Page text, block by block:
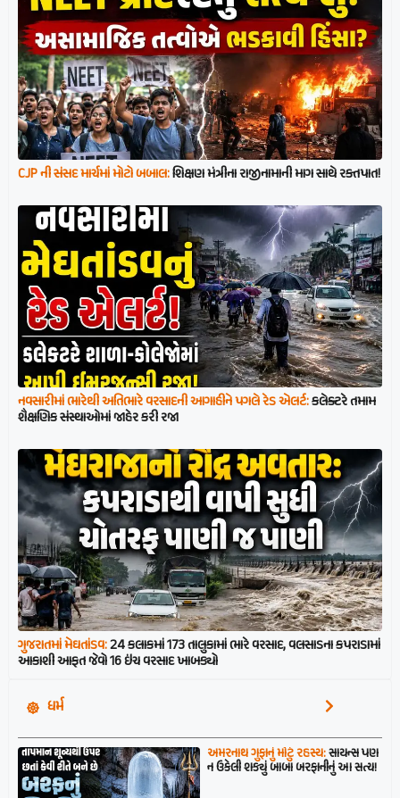
CJP ની સંસદ માર્ચમાં મોટો બબાલ:શિક્ષણ મંત્રીના રાજીનામાની માગ સાથે રક્તપાત!
નવસારીમાં ભારેથી અતિભારે વરસાદની આગાહીને પગલે રેડ એલર્ટ:કલેક્ટરે તમામ
શૈક્ષણિક સંસ્થાઓમાં જાહેર કરી રજા
ગુજરાતમાં મેઘતાંડવ:24 કલાકમાં 173 તાલુકામાં ભારે વરસાદ, વલસાડના કપરાડામાં
આકાશી આફત જેવો 16 ઇંચ વરસાદ ખાબક્યો
ધર્મ
અમરનાથ ગુફાનું મોટું રહસ્ય:સાયન્સ પણ
ન ઉકેલી શક્યું બાબા બરફાનીનું આ સત્ય!